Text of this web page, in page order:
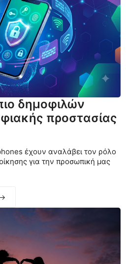
δημοφιλών
προστασίας
έχουν αναλάβει τον ρόλο
για την προσωπική μας